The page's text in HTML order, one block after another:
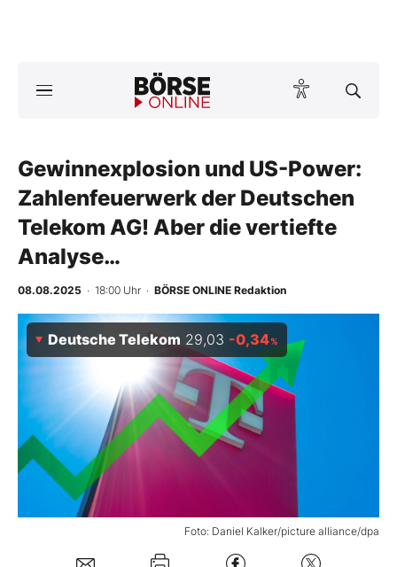
Anlageprodukte
Finanz-Check
Abo & Shop
BO-Musterdepots
Experten
Mein B:O
Mein Konto
Folgen Sie uns
Gewinnexplosion und US-Power:
Zahlenfeuerwerk der Deutschen
Telekom AG! Aber die vertiefte
Analyse…
08.08.2025 · 18:00 Uhr · BÖRSE ONLINE Redaktion
Foto: Daniel Kalker/picture alliance/dpa
Deutsche Telekom 29,03 -0,34%